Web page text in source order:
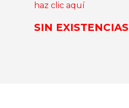
haz clic aquí
SIN EXISTENCIAS